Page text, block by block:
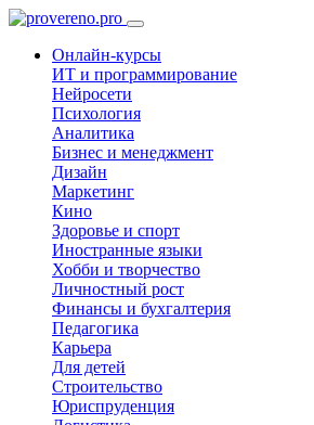
Онлайн-курсы
ИТ и программирование
Нейросети
Психология
Аналитика
Бизнес и менеджмент
Дизайн
Маркетинг
Кино
Здоровье и спорт
Иностранные языки
Хобби и творчество
Личностный рост
Финансы и бухгалтерия
Педагогика
Карьера
Для детей
Строительство
Юриспруденция